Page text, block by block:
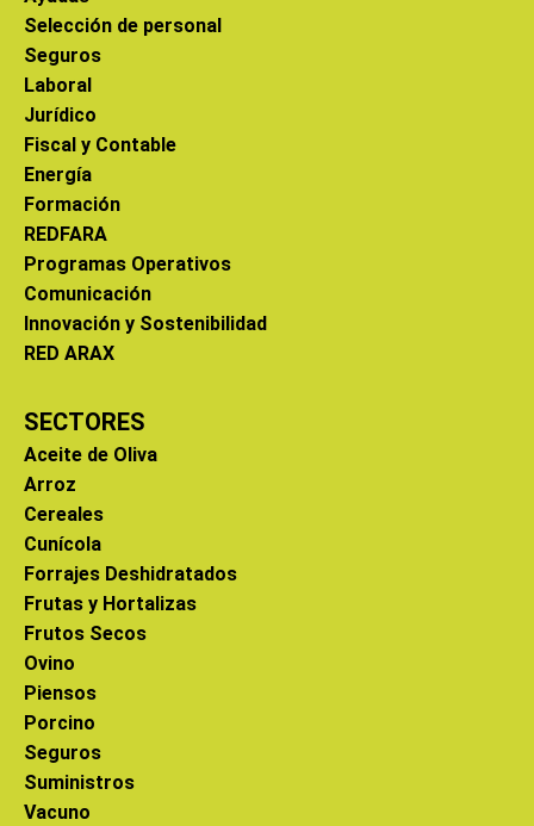
Selección de personal
Seguros
Laboral
Jurídico
Fiscal y Contable
Energía
Formación
REDFARA
Programas Operativos
Comunicación
Innovación y Sostenibilidad
RED ARAX
SECTORES
Aceite de Oliva
Arroz
Cereales
Cunícola
Forrajes Deshidratados
Frutas y Hortalizas
Frutos Secos
Ovino
Piensos
Porcino
Seguros
Suministros
Vacuno